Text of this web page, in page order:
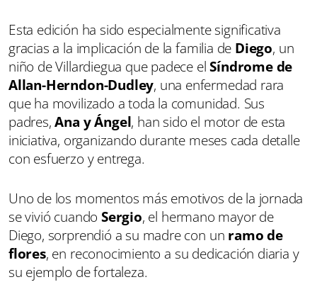
Esta edición ha sido especialmente significativa
gracias a la implicación de la familia de Diego, un
niño de Villardiegua que padece elSíndrome de
Allan-Herndon-Dudley, una enfermedad rara
que ha movilizado a toda la comunidad. Sus
padres,Ana y Ángel, han sido el motor de esta
iniciativa, organizando durante meses cada detalle
con esfuerzo y entrega.
Uno de los momentos más emotivos de la jornada
se vivió cuando Sergio, el hermano mayor de
Diego, sorprendió a su madre con un ramo de
flores, en reconocimiento a su dedicación diaria y
su ejemplo de fortaleza.